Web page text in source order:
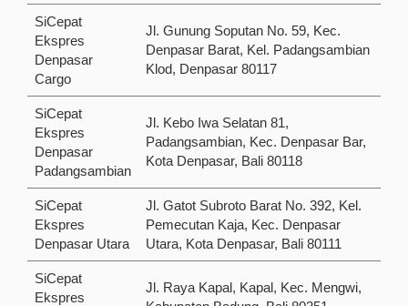
SiCepat
Ekspres
Denpasar
Cargo
Jl. Gunung Soputan No. 59, Kec.
Denpasar Barat, Kel. Padangsambian
Klod, Denpasar 80117
SiCepat
Ekspres
Denpasar
Padangsambian
Jl. Kebo Iwa Selatan 81,
Padangsambian, Kec. Denpasar Bar,
Kota Denpasar, Bali 80118
SiCepat
Ekspres
Denpasar Utara
Jl. Gatot Subroto Barat No. 392, Kel.
Pemecutan Kaja, Kec. Denpasar
Utara, Kota Denpasar, Bali 80111
SiCepat
Ekspres
Jl. Raya Kapal, Kapal, Kec. Mengwi,